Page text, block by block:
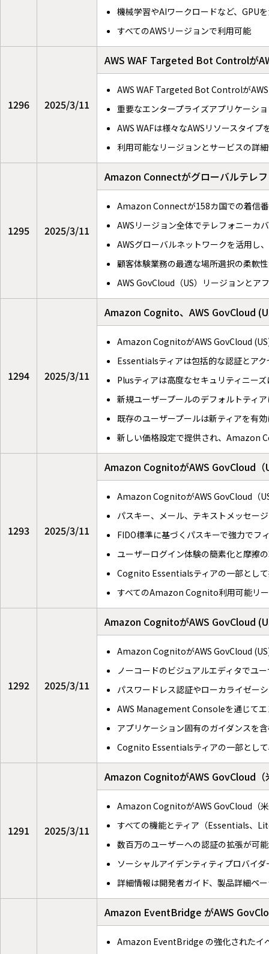
機械学習やAIワークロードなど、GPU
すべてのAWSリージョンで利用可能
1296 2025/3/11
AWS WAF Targeted Bot Controlが
AWS WAF Targeted Bot Controlが
重要なエンタープライズアプリケーシ
AWS WAFは様々なAWSリソースタイプ
利用可能なリージョンとサービスの詳
1295 2025/3/11
Amazon Connectがグローバルテレ
Amazon Connectが158カ国での着信
AWSリージョン全体でテレフォニーカ
AWSグローバルネットワークを活用し
顧客体験業務の最適な場所選択の柔軟
AWS GovCloud（US）リージョンとア
1294 2025/3/11
Amazon Cognito、AWS GovCloud
Amazon CognitoがAWS GovCloud
Essentialsティアは包括的な認証とア
Plusティアは高度なセキュリティニー
新規ユーザープールのデフォルトティ
既存のユーザープールは新ティアを有
新しい価格設定で提供され、Amazon
1293 2025/3/11
Amazon CognitoがAWS GovCloud
Amazon CognitoがAWS GovCloud（
パスキー、メール、テキストメッセー
FIDO標準に基づくパスキーで強力でフ
ユーザーログイン体験の簡素化と摩擦
Cognito Essentialsティアの一部とし
すべてのAmazon Cognito利用可能リ
1292 2025/3/11
Amazon CognitoがAWS GovCloud
Amazon CognitoがAWS GovCloud
ノーコードのビジュアルエディタでユ
パスワードレス認証やローカライゼー
AWS Management Consoleを通じて
アプリケーション固有のガイダンスを
Cognito Essentialsティアの一部とし
1291 2025/3/11
Amazon CognitoがAWS GovCloud
Amazon CognitoがAWS GovCloud（
すべての機能とティア（Essentials、
数百万のユーザーへの認証の拡張が可能
ソーシャルアイデンティティプロバイ
詳細情報は開発者ガイド、製品詳細ペ
Amazon EventBridge がAWS
Amazon EventBridge の強化されたイ